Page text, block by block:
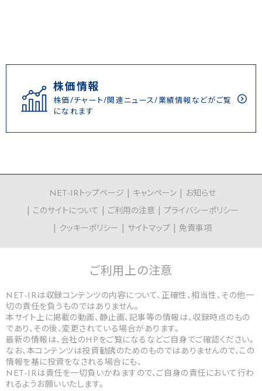
株価情報
株価/チャート/関連ニュース/業績情報などがご覧
になれます
NET-IRトップページ キャンペーン
お知らせ
このサイトについて
ご利用の注意
プライバシーポリシー
クッキーポリシー
サイトマップ 免責事項
ご利用上の注意
NET-IRは収録コンテンツの内容について、正確性、相当性、その他一
切の責任を負うものではありません。
本サイト上に掲載の動画、静止画、記事等の情報は、収録時点のもの
であり、その後、変更されている場合があります。
最新の情報は、会社のHPをご覧になるなどご自身でご確認ください。
なお、本コンテンツは投資勧誘のためのものではありませんので、この
情報を基に投資をなされる場合にも、
NET-IRは責任を一切負いかねますので、ご自身の責任において行わ
れるようお願いいたします。